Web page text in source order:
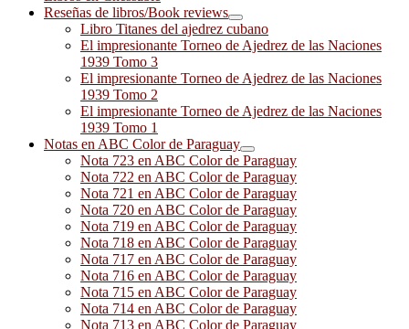
Reseñas de libros/Book reviews
Libro Titanes del ajedrez cubano
El impresionante Torneo de Ajedrez de las Naciones
1939 Tomo 3
El impresionante Torneo de Ajedrez de las Naciones
1939 Tomo 2
El impresionante Torneo de Ajedrez de las Naciones
1939 Tomo 1
Notas en ABC Color de Paraguay
Nota 723 en ABC Color de Paraguay
Nota 722 en ABC Color de Paraguay
Nota 721 en ABC Color de Paraguay
Nota 720 en ABC Color de Paraguay
Nota 719 en ABC Color de Paraguay
Nota 718 en ABC Color de Paraguay
Nota 717 en ABC Color de Paraguay
Nota 716 en ABC Color de Paraguay
Nota 715 en ABC Color de Paraguay
Nota 714 en ABC Color de Paraguay
Nota 713 en ABC Color de Paraguay